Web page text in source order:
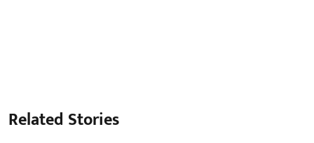
Related Stories